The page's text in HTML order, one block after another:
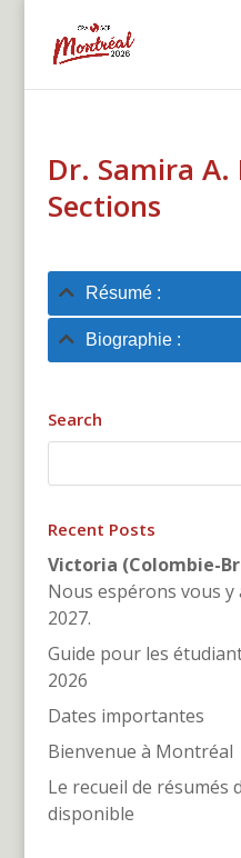
Dr. Samira A.
Sections
Résumé :
Biographie :
Search
Recent Posts
Victoria (Colombie-
Nous espérons vous y
2027.
Guide pour les
2026
Dates importantes
Bienvenue à
Le recueil de résumés
disponible